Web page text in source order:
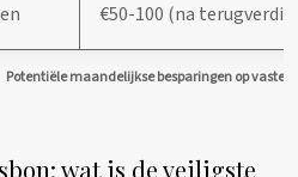
Potentiële maandelijkse besparingen op vaste
€50-100 (na
wat is de veiligste